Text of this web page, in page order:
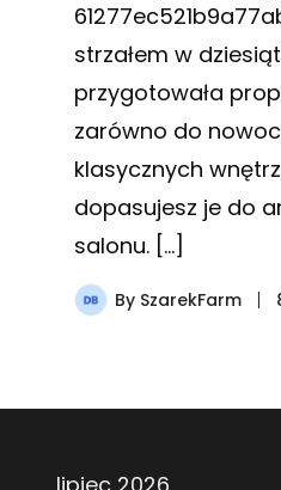
strzałem w
przygotowała
zarówno do
klasycznych
dopasujesz je do
salonu. […]
By SzarekFarm